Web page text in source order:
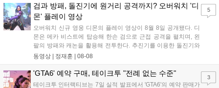
하는 몰입감 있는 서사와 조합을 구현하며 시리즈의 미래를 향한
새로운 가능성을 제시했다....
검과 방패, 돌진기에 원거리 공격까지? 오버워치 '디
몬' 플레이 영상
오버워치 신규 영웅 디몬의 플레이 영상이 8월 8일 공개됐다. 디
몬은 메카 비스트에 탑승해 한손 검으로 근접 공격을 펼치며, 왼
팔의 방패와 캐논을 활용해 전투한다. 추진기를 이용한 돌진기와
참격 형태의 궁극기를 보유했고, 메카 파괴 시 맨몸으로 기관총을
산의 영웅들 업데이트를 통해 정식 출시될 예정이다....
동영상 | 정재훈 | 08-08
5
'GTA6' 예약 구매, 테이크투 "전례 없는 수준"
테이크투 인터랙티브는 7일 실적 발표에서 'GTA6'의 예약 판매가
3